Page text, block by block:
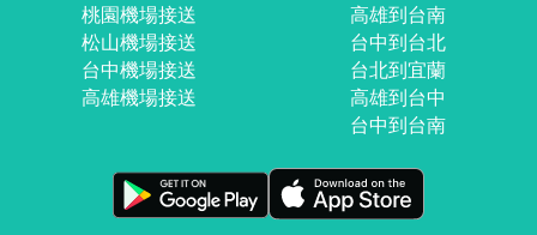
桃園機場接送
松山機場接送
台中機場接送
高雄機場接送
高雄到台南
台中到台北
台北到宜蘭
高雄到台中
台中到台南